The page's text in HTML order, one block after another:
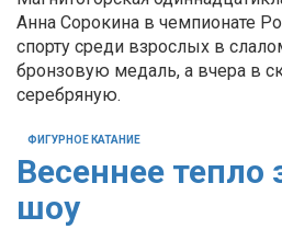
Анна Сорокина в чемпионате
спорту среди взрослых в
бронзовую медаль, а вчера в
серебряную.
ФИГУРНОЕ КАТАНИЕ
Весеннее тепло
шоу